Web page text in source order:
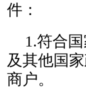
件：
1.符合
及其他国
商户。